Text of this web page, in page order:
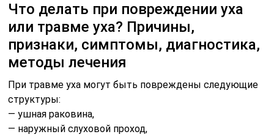
Что делать при повреждении уха
или травме уха? Причины,
признаки, симптомы, диагностика,
методы лечения
При травме уха могут быть повреждены следующие
структуры:
— ушная раковина,
— наружный слуховой проход,